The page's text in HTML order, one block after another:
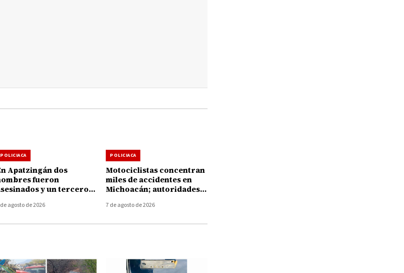
POLICIACA
Apatzingán dos
fueron
y un tercero
la agresión
agosto de 2026
POLICIACA
Motociclistas concentran
miles de accidentes en
Michoacán; autoridades
prevención
7 de agosto de 2026